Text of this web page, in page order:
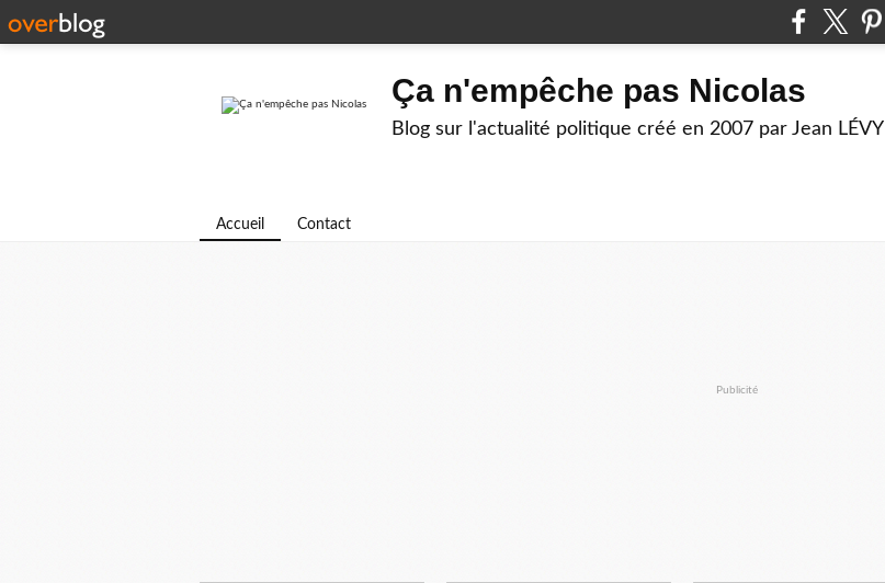
Ça n'empêche pas Nicolas
Blog sur l'actualité politique créé en 2007 par Jean LÉVY
Accueil Contact
Publicité